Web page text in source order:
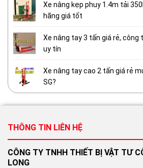
Xe nâng kẹp phuy 1.4m tải
hãng giá tốt
Xe nâng tay 3 tấn giá rẻ, công
uy tín
Xe nâng tay cao 2 tấn giá rẻ
SG?
THÔNG TIN LIÊN HỆ
CÔNG TY TNHH THIẾT BỊ VẬT TƯ
LONG